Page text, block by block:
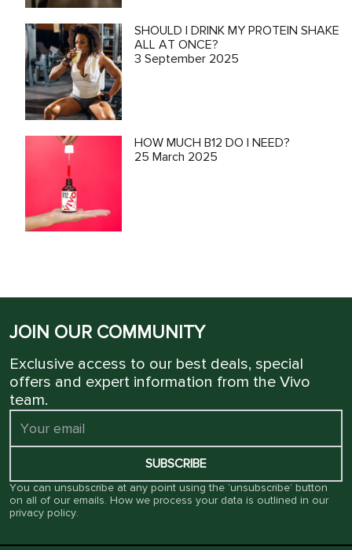
SHOULD I DRINK MY PROTEIN SHAKE
ALL AT ONCE?
3 September 2025
HOW MUCH B12 DO I NEED?
25 March 2025
JOIN OUR COMMUNITY
Exclusive access to our best deals, special
offers and expert information from the Vivo
team.
SUBSCRIBE
You can unsubscribe at any point using the ‘unsubscribe’ button
on all of our emails. How we process your data is outlined in our
privacy policy.